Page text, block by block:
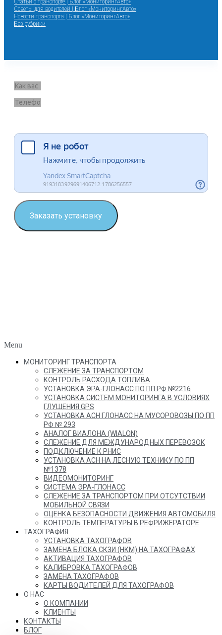
Советы для водителей | Блог «МониторингАвто»
Новости транспорта | Блог «МониторингАвто»
Без рубрики
Заказать установку
Menu
МОНИТОРИНГ ТРАНСПОРТА
СЛЕЖЕНИЕ ЗА ТРАНСПОРТОМ
КОНТРОЛЬ РАСХОДА ТОПЛИВА
УСТАНОВКА ЭРА-ГЛОНАСС ПО ПП РФ №2216
УСТАНОВКА СИСТЕМ МОНИТОРИНГА В УСЛОВИЯХ
ГЛУШЕНИЯ GPS
УСТАНОВКА АСН ГЛОНАСС НА МУСОРОВОЗЫ ПО ПП
РФ № 293
АНАЛОГ ВИАЛОНА (WIALON)
СЛЕЖЕНИЕ ДЛЯ МЕЖДУНАРОДНЫХ ПЕРЕВОЗОК
ПОДКЛЮЧЕНИЕ К РНИС
УСТАНОВКА АСН НА ЛЕСНУЮ ТЕХНИКУ ПО ПП
№1378
ВИДЕОМОНИТОРИНГ
СИСТЕМА ЭРА-ГЛОНАСС
СЛЕЖЕНИЕ ЗА ТРАНСПОРТОМ ПРИ ОТСУТСТВИИ
МОБИЛЬНОЙ СВЯЗИ
ОЦЕНКА БЕЗОПАСНОСТИ ДВИЖЕНИЯ АВТОМОБИЛЯ
КОНТРОЛЬ ТЕМПЕРАТУРЫ В РЕФРИЖЕРАТОРЕ
ТАХОГРАФИЯ
УСТАНОВКА ТАХОГРАФОВ
ЗАМЕНА БЛОКА СКЗИ (НКМ) НА ТАХОГРАФАХ
АКТИВАЦИЯ ТАХОГРАФОВ
КАЛИБРОВКА ТАХОГРАФОВ
ЗАМЕНА ТАХОГРАФОВ
КАРТЫ ВОДИТЕЛЕЙ ДЛЯ ТАХОГРАФОВ
О НАС
О КОМПАНИИ
КЛИЕНТЫ
КОНТАКТЫ
БЛОГ